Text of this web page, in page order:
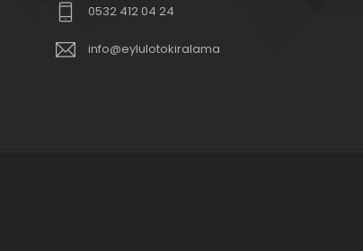
0532 412 04 24
info@eylulotokiralama